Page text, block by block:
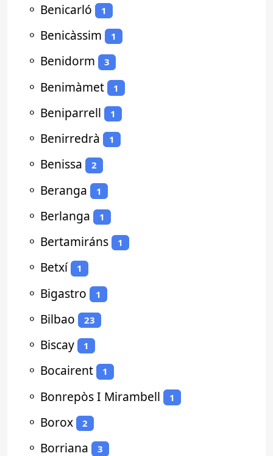
⚬ Benicarló 1
⚬ Benicàssim 1
⚬ Benidorm 3
⚬ Benimàmet 1
⚬ Beniparrell 1
⚬ Benirredrà 1
⚬ Benissa 2
⚬ Beranga 1
⚬ Berlanga 1
⚬ Bertamiráns 1
⚬ Betxí 1
⚬ Bigastro 1
⚬ Bilbao 23
⚬ Biscay 1
⚬ Bocairent 1
⚬ Bonrepòs I Mirambell 1
⚬ Borox 2
⚬ Borriana 3